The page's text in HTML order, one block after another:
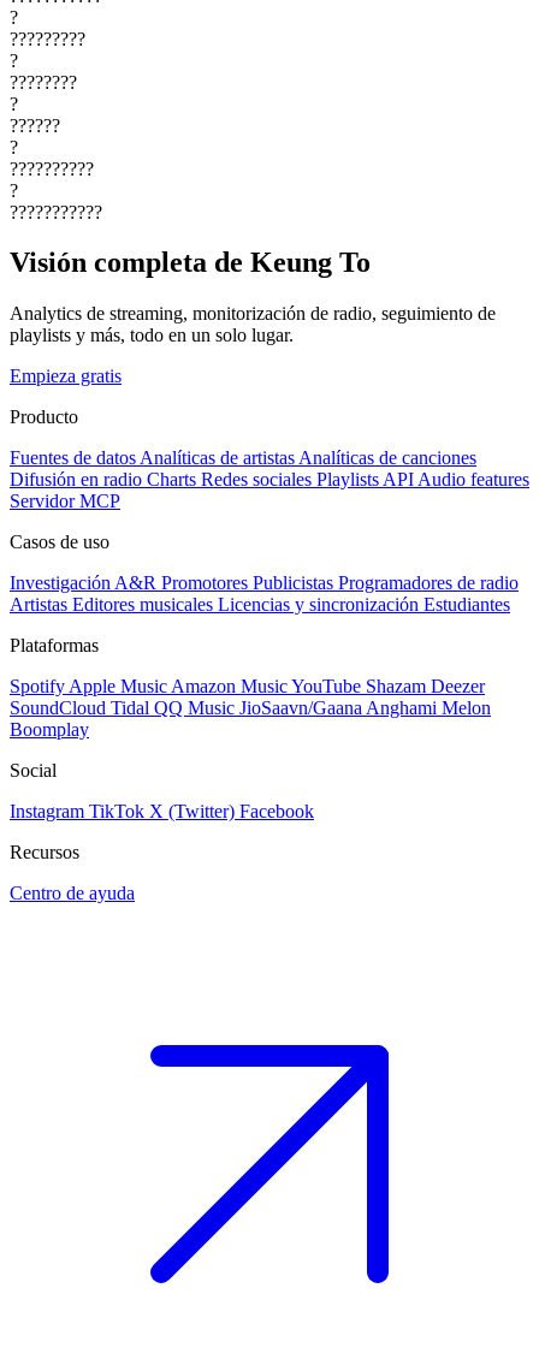
?
?????????
?
????????
?
??????
?
??????????
?
???????????
Visión completa de Keung To
Analytics de streaming, monitorización de radio, seguimiento de
playlists y más, todo en un solo lugar.
Empieza gratis
Producto
Fuentes de datos Analíticas de artistas Analíticas de canciones
Difusión en radio Charts Redes sociales Playlists API Audio features
Servidor MCP
Casos de uso
Investigación A&R Promotores Publicistas Programadores de radio
Artistas Editores musicales Licencias y sincronización Estudiantes
Plataformas
Spotify Apple Music Amazon MusicYouTube Shazam Deezer
SoundCloud Tidal QQ Music JioSaavn/Gaana Anghami Melon
Boomplay
Social
Instagram TikTok X (Twitter) Facebook
Recursos
Centro de ayuda